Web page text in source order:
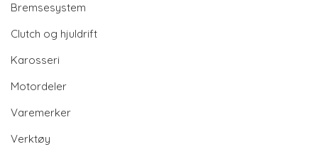
Bremsesystem
Clutch og hjuldrift
Karosseri
Motordeler
Varemerker
Verktøy